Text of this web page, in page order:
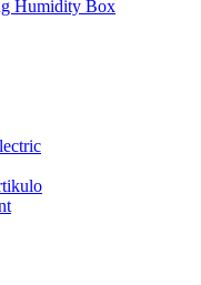
Humidity Box